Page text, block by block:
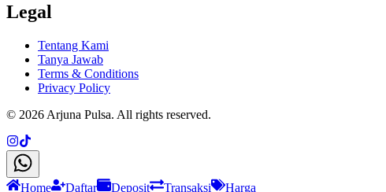
Legal
Tentang Kami
Tanya Jawab
Terms & Conditions
Privacy Policy
© 2026 Arjuna Pulsa. All rights reserved.
Home Daftar Deposit Transaksi Harga